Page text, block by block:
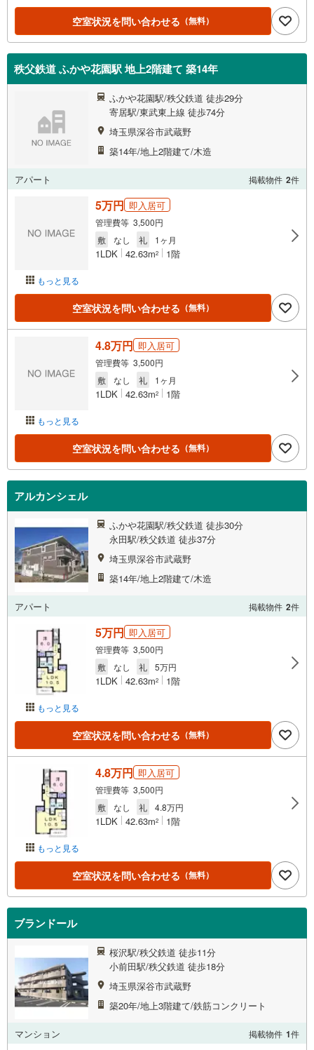
空室状況を問い合わせる （無料）
秩父鉄道 ふかや花園駅 地上2階建て 築14年
ふかや花園駅/秩父鉄道 徒歩29分
寄居駅/東武東上線 徒歩74分
埼玉県深谷市武蔵野
築14年/地上2階建て/木造
アパート 掲載物件 2件
もっと見る
5万円 即入居可
管理費等 3,500円
敷
なし 礼 1ヶ月
1LDK 42.63m2 1階
空室状況を問い合わせる （無料）
もっと見る
4.8万円 即入居可
管理費等 3,500円
敷
なし 礼 1ヶ月
1LDK 42.63m2 1階
空室状況を問い合わせる （無料）
アルカンシェル
ふかや花園駅/秩父鉄道 徒歩30分
永田駅/秩父鉄道 徒歩37分
埼玉県深谷市武蔵野
築14年/地上2階建て/木造
アパート 掲載物件 2件
もっと見る
5万円 即入居可
管理費等 3,500円
敷
なし 礼 5万円
1LDK 42.63m2 1階
空室状況を問い合わせる （無料）
もっと見る
4.8万円 即入居可
管理費等 3,500円
敷
なし 礼 4.8万円
1LDK 42.63m2 1階
空室状況を問い合わせる （無料）
ブランドール
桜沢駅/秩父鉄道 徒歩11分
小前田駅/秩父鉄道 徒歩18分
埼玉県深谷市武蔵野
築20年/地上3階建て/鉄筋コンクリート
マンション 掲載物件 1件